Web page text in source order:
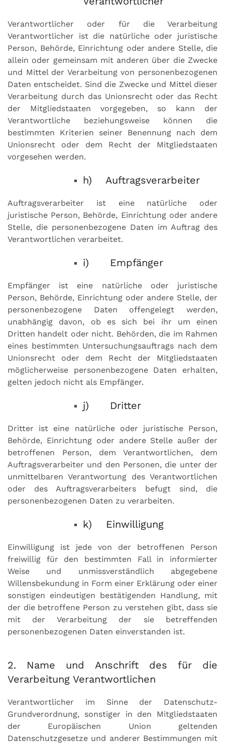
Verantwortlicher oder für die Verarbeitung
Verantwortlicher ist die natürliche oder juristische
Person, Behörde, Einrichtung oder andere Stelle, die
allein oder gemeinsam mit anderen über die Zwecke
und Mittel der Verarbeitung von personenbezogenen
Daten entscheidet. Sind die Zwecke und Mittel dieser
Verarbeitung durch das Unionsrecht oder das Recht
der Mitgliedstaaten vorgegeben, so kann der
Verantwortliche beziehungsweise können die
bestimmten Kriterien seiner Benennung nach dem
Unionsrecht oder dem Recht der Mitgliedstaaten
vorgesehen werden.
h) Auftragsverarbeiter
Auftragsverarbeiter ist eine natürliche oder
juristische Person, Behörde, Einrichtung oder andere
Stelle, die personenbezogene Daten im Auftrag des
Verantwortlichen verarbeitet.
i) Empfänger
Empfänger ist eine natürliche oder juristische
Person, Behörde, Einrichtung oder andere Stelle, der
personenbezogene Daten offengelegt werden,
unabhängig davon, ob es sich bei ihr um einen
Dritten handelt oder nicht. Behörden, die im Rahmen
eines bestimmten Untersuchungsauftrags nach dem
Unionsrecht oder dem Recht der Mitgliedstaaten
möglicherweise personenbezogene Daten erhalten,
gelten jedoch nicht als Empfänger.
j) Dritter
Dritter ist eine natürliche oder juristische Person,
Behörde, Einrichtung oder andere Stelle außer der
betroffenen Person, dem Verantwortlichen, dem
Auftragsverarbeiter und den Personen, die unter der
unmittelbaren Verantwortung des Verantwortlichen
oder des Auftragsverarbeiters befugt sind, die
personenbezogenen Daten zu verarbeiten.
k) Einwilligung
Einwilligung ist jede von der betroffenen Person
freiwillig für den bestimmten Fall in informierter
Weise und unmissverständlich abgegebene
Willensbekundung in Form einer Erklärung oder einer
sonstigen eindeutigen bestätigenden Handlung, mit
der die betroffene Person zu verstehen gibt, dass sie
mit der Verarbeitung der sie betreffenden
personenbezogenen Daten einverstanden ist.
2. Name und Anschrift des für die
Verarbeitung Verantwortlichen
Verantwortlicher im Sinne der Datenschutz-
Grundverordnung, sonstiger in den Mitgliedstaaten
der Europäischen Union geltenden
Datenschutzgesetze und anderer Bestimmungen mit